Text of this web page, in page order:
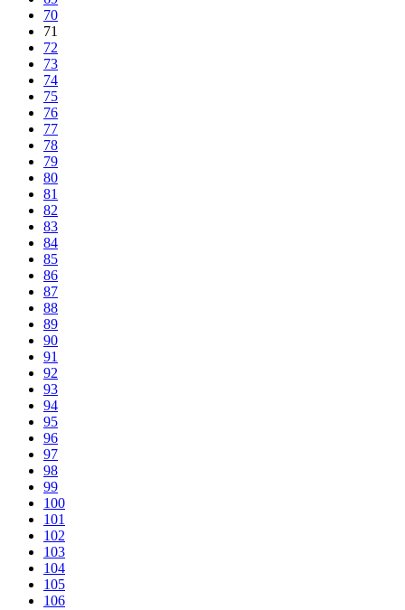
70
71
72
73
74
75
76
77
78
79
80
81
82
83
84
85
86
87
88
89
90
91
92
93
94
95
96
97
98
99
100
101
102
103
104
105
106